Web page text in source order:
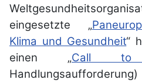
eingesetzte „
Klima und Gesundheit“
einen „Call to